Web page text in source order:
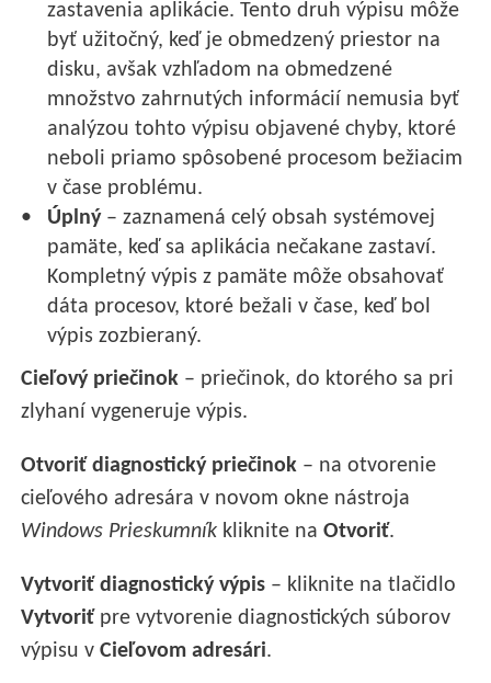
zastavenia aplikácie. Tento druh výpisu môže
byť užitočný, keď je obmedzený priestor na
disku, avšak vzhľadom na obmedzené
množstvo zahrnutých informácií nemusia byť
analýzou tohto výpisu objavené chyby, ktoré
neboli priamo spôsobené procesom bežiacim
v čase problému.
Úplný– zaznamená celý obsah systémovej
pamäte, keď sa aplikácia nečakane zastaví.
Kompletný výpis z pamäte môže obsahovať
dáta procesov, ktoré bežali v čase, keď bol
výpis zozbieraný.
Cieľový priečinok – priečinok, do ktorého sa pri
zlyhaní vygeneruje výpis.
Otvoriť diagnostický priečinok – na otvorenie
cieľového adresára v novom okne nástroja
Windows Prieskumník kliknite naOtvoriť.
Vytvoriť diagnostický výpis – kliknite na tlačidlo
Vytvoriť pre vytvorenie diagnostických súborov
výpisu vCieľovom adresári.